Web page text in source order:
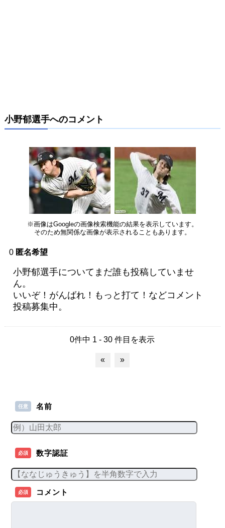
小野郁選手へのコメント
※画像はGoogleの画像検索機能の結果を表示しています。
そのため無関係な画像が表示されることもあります。
0 匿名希望
小野郁選手についてまだ誰も投稿していませ
ん。
いいぞ！がんばれ！もっと打て！などコメント
投稿募集中。
0件中 1 - 30 件目を表示
« »
任意 名前
必須 数字認証
必須 コメント